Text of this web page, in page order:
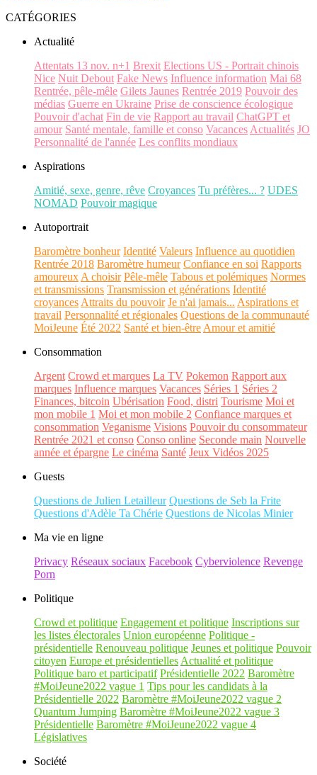
CATÉGORIES
Actualité
Attentats 13 nov. n+1 Brexit Elections US - Portrait chinois
Nice Nuit Debout Fake News Influence information Mai 68
Rentrée, pêle-mêle Gilets Jaunes Rentrée 2019 Pouvoir des
médias Guerre en Ukraine Prise de conscience écologique
Pouvoir d'achat Fin de vie Rapport au travail ChatGPT et
amour Santé mentale, famille et conso Vacances Actualités JO
Personnalité de l'année Les conflits mondiaux
Aspirations
Amitié, sexe, genre, rêve Croyances Tu préfères... ? UDES
NOMAD Pouvoir magique
Autoportrait
Baromètre bonheur Identité Valeurs Influence au quotidien
Rentrée 2018 Baromètre humeur Confiance en soi Rapports
amoureux A choisir Pêle-mêle Tabous et polémiques Normes
et transmissions Transmission et générations Identité
croyances Attraits du pouvoir Je n'ai jamais... Aspirations et
travail Personnalité et régionales Questions de la communauté
MoiJeune Été 2022 Santé et bien-être Amour et amitié
Consommation
Argent Crowd et marques La TV Pokemon Rapport aux
marques Influence marques Vacances Séries 1 Séries 2
Finances, bitcoin Ubérisation Food, distri Tourisme Moi et
mon mobile 1 Moi et mon mobile 2 Confiance marques et
consommation Veganisme Visions Pouvoir du consommateur
Rentrée 2021 et conso Conso online Seconde main Nouvelle
année et épargne Le cinéma Santé Jeux Vidéos 2025
Guests
Questions de Julien Letailleur Questions de Seb la Frite
Questions d'Adèle Ta Chérie Questions de Nicolas Minier
Ma vie en ligne
Privacy Réseaux sociaux Facebook Cyberviolence Revenge
Porn
Politique
Crowd et politique Engagement et politique Inscriptions sur
les listes électorales Union européenne Politique -
présidentielle Renouveau politique Jeunes et politique Pouvoir
citoyen Europe et présidentielles Actualité et politique
Politique baro et participatif Présidentielle 2022 Baromètre
#MoiJeune2022 vague 1 Tips pour les candidats à la
Présidentielle 2022 Baromètre #MoiJeune2022 vague 2
Quantum Jumping Baromètre #MoiJeune2022 vague 3
Présidentielle Baromètre #MoiJeune2022 vague 4
Législatives
Société